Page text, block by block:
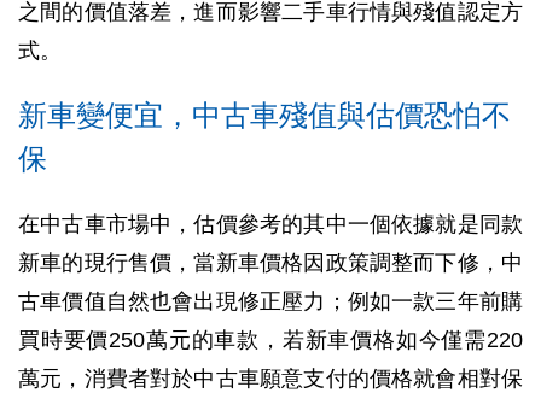
之間的價值落差，進而影響二手車行情與殘值認定方
式。
新車變便宜，中古車殘值與估價恐怕不
保
在中古車市場中，估價參考的其中一個依據就是同款
新車的現行售價，當新車價格因政策調整而下修，中
古車價值自然也會出現修正壓力；例如一款三年前購
買時要價250萬元的車款，若新車價格如今僅需220
萬元，消費者對於中古車願意支付的價格就會相對保